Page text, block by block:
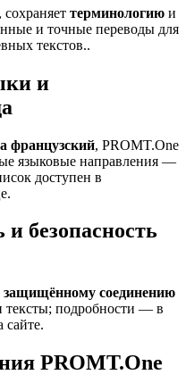
сохраняет терминологию и
и точные переводы для
текстов..
и
французский, PROMT.One
языковые направления —
доступен в
безопасность
защищённому соединению
подробности — в
сайте.
PROMT.One